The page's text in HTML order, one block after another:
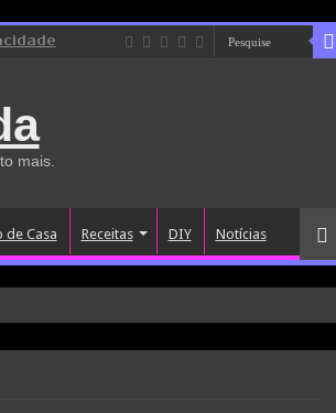
mais.
de Casa Receitas DIY Notícias